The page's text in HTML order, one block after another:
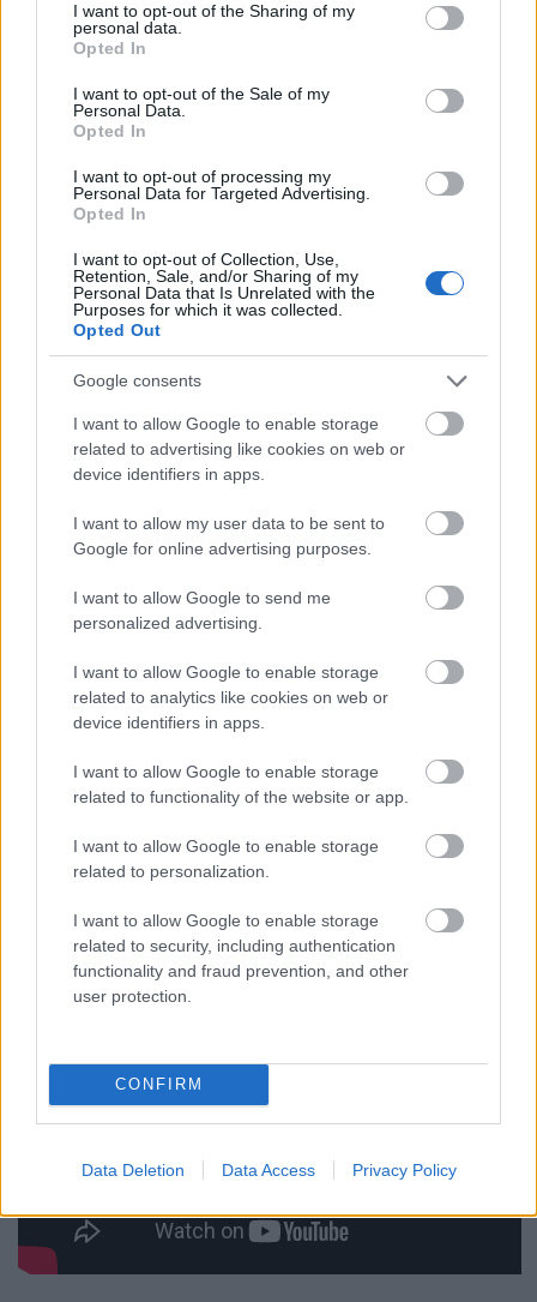
not limited to your visit or usage behaviour. You may click to
grant or deny consent to Google and its third-party tags to
use your data for below specified purposes in below Google
consent section.
I want to opt-out of the Sharing of my
personal data.
Opted In
I want to opt-out of the Sale of my
Personal Data.
Opted In
I want to opt-out of processing my
Personal Data for Targeted Advertising.
Opted In
I want to opt-out of Collection, Use,
Retention, Sale, and/or Sharing of my
Personal Data that Is Unrelated with the
Purposes for which it was collected.
Opted Out
Google consents
I want to allow Google to enable storage
related to advertising like cookies on web or
device identifiers in apps.
I want to allow my user data to be sent to
Google for online advertising purposes.
I want to allow Google to send me
personalized advertising.
I want to allow Google to enable storage
related to analytics like cookies on web or
device identifiers in apps.
I want to allow Google to enable storage
related to functionality of the website or app.
I want to allow Google to enable storage
related to personalization.
I want to allow Google to enable storage
related to security, including authentication
functionality and fraud prevention, and other
user protection.
CONFIRM
Data Deletion Data Access Privacy Policy
Az anya leveleit megtaláló, saját érzelmi viharaikkal
is voltak fiatalok és bizony annak idején lángoltak. A
vagány rocksztár és az egyre inkább kivirágzó
kezdetben úgy tűnik, a jelenben már nem lehetséges.
Nemcsak számukra, de a gyerekeik számára sem. A
félreértésekből fakadó vígjtátéki helyzeteket a
kötelező mellékkarakterekkel.
Lemeztáska: Törőcsik Franciska
Itt mintha a méltatlanul keveset emlegetett
felállása köszönne vissza, egymásnak
teremtett fiú-lány párosokkal a buja nagydumás
kettőstől a csetlő-botló cukikig, akik persze a két
főszereplő egymásra találásának útját egyengetik,
ahol a kötelesség és a rendezett élet elvárásai
csapnak össze a vonzó önfeledt önazonossággal. A
múlt szép és izzó, de fájó és keserédes, hiszen ott
végül nem jött létre a nagy találkozás. A jelen szürke
és tétova, végül mégis győz a szerelem és mindenki
kilencvennégyben is pont ugyanazt jelentik, mint
manapság.